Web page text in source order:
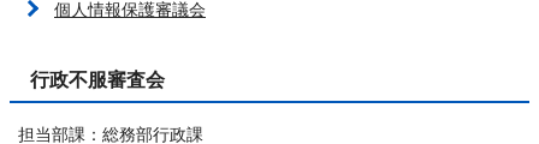
個人情報保護審議会
行政不服審査会
担当部課：総務部行政課